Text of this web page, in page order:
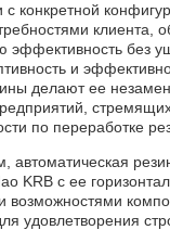
с конкретной
клиента,
эффективность без
и
делают ее
по переработке
автоматическая
KRB с ее
возможностями
удовлетворения